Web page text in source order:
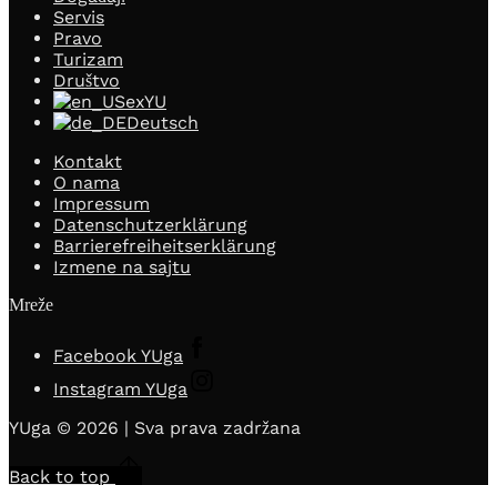
Servis
Pravo
Turizam
Društvo
exYU
Deutsch
Kontakt
O nama
Impressum
Datenschutzerklärung
Barrierefreiheitserklärung
Izmene na sajtu
Mreže
Facebook YUga
Instagram YUga
YUga © 2026 | Sva prava zadržana
Back to top